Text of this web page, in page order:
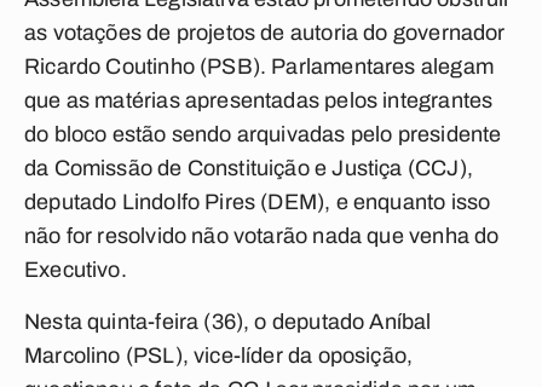
as votações de projetos de autoria do governador
Ricardo Coutinho (PSB). Parlamentares alegam
que as matérias apresentadas pelos integrantes
do bloco estão sendo arquivadas pelo presidente
da Comissão de Constituição e Justiça (CCJ),
deputado Lindolfo Pires (DEM), e enquanto isso
não for resolvido não votarão nada que venha do
Executivo.
Nesta quinta-feira (36), o deputado Aníbal
Marcolino (PSL), vice-líder da oposição,